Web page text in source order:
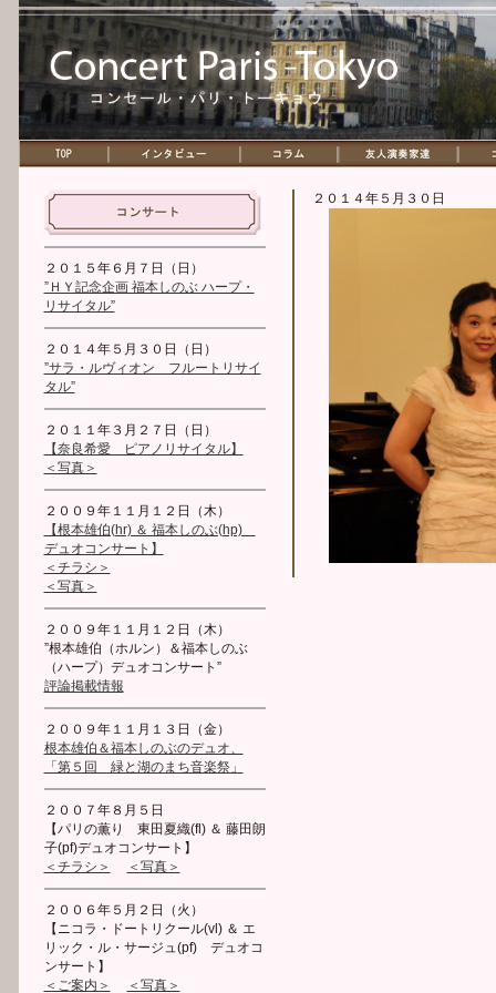
２０１５年６月７日（日）
”ＨＹ記念企画 福本しのぶ ハープ・
リサイタル”
２０１４年５月３０日（日）
”サラ・ルヴィオン フルートリサイ
タル”
２０１１年３月２７日（日）
【奈良希愛 ピアノリサイタル】
＜写真＞
２００９年１１月１２日（木）
【根本雄伯(hr) ＆ 福本しのぶ(hp)
デュオコンサート】
＜チラシ＞
＜写真＞
２００９年１１月１２日（木）
”根本雄伯（ホルン）＆福本しのぶ
（ハープ）デュオコンサート”
評論掲載情報
２００９年１１月１３日（金）
根本雄伯＆福本しのぶのデュオ、
「第５回 緑と湖のまち音楽祭」
２００７年８月５日
【パリの薫り 東田夏織(fl) ＆ 藤田朗
子(pf)デュオコンサート】
＜チラシ＞
＜写真＞
２００６年５月２日（火）
【ニコラ・ドートリクール(vl) ＆ エ
リック・ル・サージュ(pf) デュオコ
ンサート】
＜ご案内＞
＜写真＞
２０１４年５月３０日